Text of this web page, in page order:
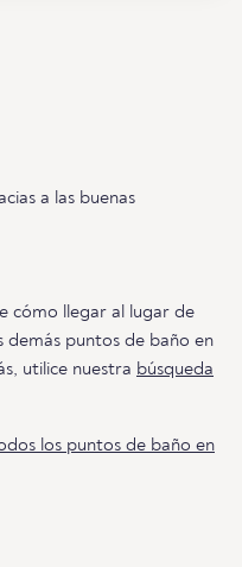
a las buenas
cómo llegar al lugar de
demás puntos de baño en
utilice nuestra búsqueda
los puntos de baño en